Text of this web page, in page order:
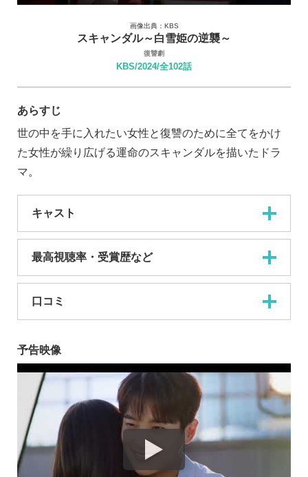
画像出典：KBS
スキャンダル～白雪姫の逆襲～
復讐劇
KBS/2024/全102話
あらすじ
世の中を手に入れたい女性と復讐のために全てをかけ
た女性が繰り広げる運命のスキャンダルを描いたドラ
マ。
キャスト
最高視聴率・受賞歴など
口コミ
予告映像